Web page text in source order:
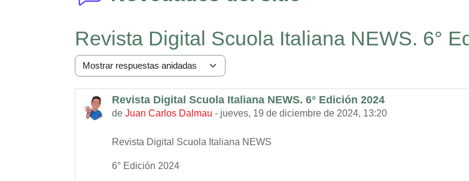
Revista Digital Scuola Italiana NEWS. 6°
Mostrar modo
Revista Digital Scuola Italiana NEWS. 6° Edición 2024
de Juan Carlos Dalmau - jueves, 19 de diciembre de 2024, 13:20
Número de respuestas: 0
Revista Digital Scuola Italiana NEWS
6° Edición 2024